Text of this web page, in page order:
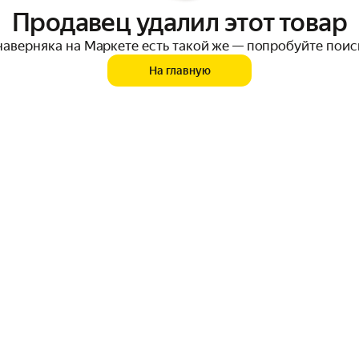
Продавец удалил этот товар
на Маркете есть такой же — попробуйте
На главную